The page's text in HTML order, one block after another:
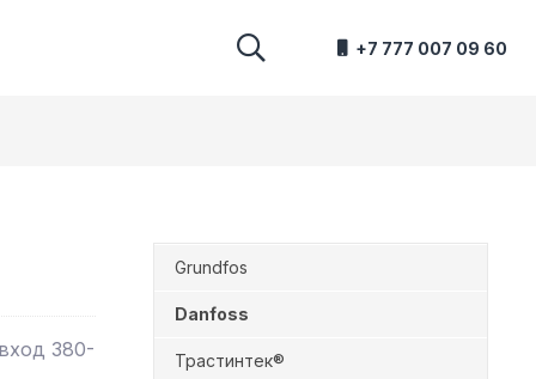
+7 777 007 09 60
380-
Grundfos
Danfoss
Трастинтек®